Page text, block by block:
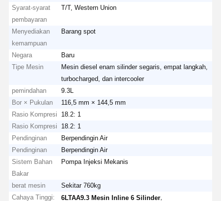
Syarat-syarat
pembayaran
T/T, Western Union
Menyediakan
kemampuan
Barang spot
Negara
Baru
Tipe Mesin
Mesin diesel enam silinder segaris, empat langkah,
turbocharged, dan intercooler
pemindahan
9.3L
Bor × Pukulan
116,5 mm × 144,5 mm
Rasio Kompresi
18.2: 1
Rasio Kompresi
18.2: 1
Pendinginan
Berpendingin Air
Pendinginan
Berpendingin Air
Sistem Bahan
Bakar
Pompa Injeksi Mekanis
berat mesin
Sekitar 760kg
Cahaya Tinggi:
6LTAA9.3 Mesin Inline 6 Silinder